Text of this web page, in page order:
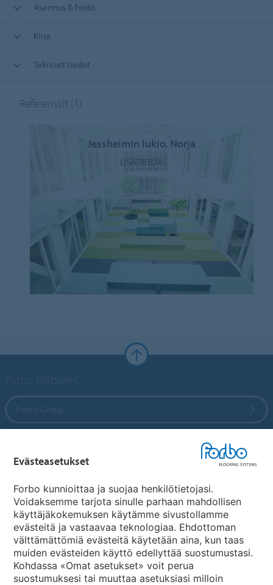
Asennus & hoito
Kirja
Tekniset tiedot
Referenssit (1)
Jessheimin lukio, Norja
LISÄTIETOA
Maakohtaiset sivut
Valitse maa
Evästeasetukset
Forbo kunnioittaa ja suojaa henkilötietojasi.
Voidaksemme tarjota sinulle parhaan mahdollisen
käyttäjäkokemuksen käytämme sivustollamme
evästeitä ja vastaavaa teknologiaa. Ehdottoman
välttämättömiä evästeitä käytetään aina, kun taas
muiden evästeiden käyttö edellyttää suostumustasi.
Kohdassa «Omat asetukset» voit perua
suostumuksesi tai muuttaa asetuksiasi milloin